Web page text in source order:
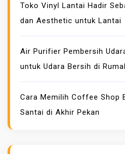
Toko Vinyl Lantai Hadir
dan Aesthetic untuk Lantai
Air Purifier Pembersih
untuk Udara Bersih di
Cara Memilih Coffee Shop
Santai di Akhir Pekan